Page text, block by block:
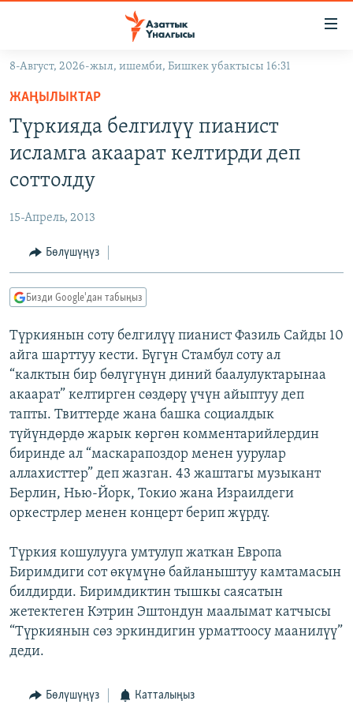
Навигацияга
өтүңүз
Издөөгө
салыңызКЫРГЫЗСТАН
МАДАНИЯТ
ДҮЙНӨ
ТВ ПРОГРАММАЛАР
БҮГҮН АЗАТТЫКТА
ДАНИСТЕ
ЭЖЕ-СИҢДИЛЕР
АЗАТТЫК+
ЫҢГАЙСЫЗ СУРООЛОР
ПОДКАСТ
ОНЛАЙН ШЕРИНЕ
ЭЕ/АРнун бардык сайттары
8-Август, 2026-жыл, ишемби, Бишкек убактысы 16:31
ЖАҢЫЛЫКТАР
Түркияда белгилүү пианист
исламга акаарат келтирди деп
соттолду
15-Апрель, 2013
Бөлүшүңүз
Бизди Google'дан табыңыз
Түркиянын соту белгилүү пианист Фазиль Сайды 10
айга шарттуу кести. Бүгүн Стамбул соту ал
“калктын бир бөлүгүнүн диний баалулуктарынаа
акаарат” келтирген сөздөрү үчүн айыптуу деп
тапты. Твиттерде жана башка социалдык
түйүндөрдө жарык көргөн комментарийлердин
биринде ал “маскарапоздор менен уурулар
аллахисттер” деп жазган. 43 жаштагы музыкант
Берлин, Нью-Йорк, Токио жана Израилдеги
оркестрлер менен концерт берип жүрдү.
Түркия кошулууга умтулуп жаткан Европа
Биримдиги сот өкүмүнө байланыштуу камтамасын
билдирди. Биримдиктин тышкы саясатын
жетектеген Кэтрин Эштондун маалымат катчысы
“Түркиянын сөз эркиндигин урматтоосу маанилүү”
деди.
Бөлүшүңүз Катталыңыз